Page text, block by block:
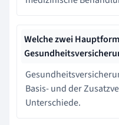
Welche zwei
Basis- und der
Unterschiede.